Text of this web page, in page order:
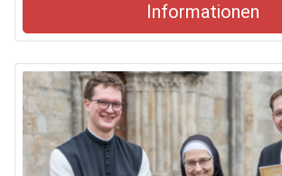
Informationen